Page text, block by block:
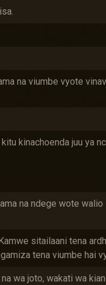
na viumbe vyote
kinachoenda juu ya
na ndege wote
sitailaani tena
tena viumbe hai
wa joto, wakati wa